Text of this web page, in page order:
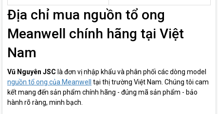
Địa chỉ mua nguồn tổ ong
Meanwell chính hãng tại Việt
Nam
Vũ Nguyên JSC là đơn vị nhập khẩu và phân phối các dòng model
nguồn tổ ong của Meanwell
tại thị trường Việt Nam. Chúng tôi cam
kết mang đến sản phẩm chính hãng - đúng mã sản phẩm - bảo
hành rõ ràng, minh bạch.